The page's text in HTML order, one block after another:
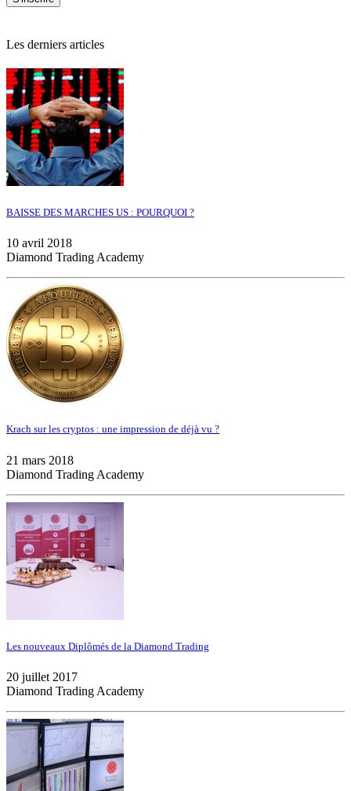
Les derniers articles
BAISSE DES MARCHES US : POURQUOI ?
10 avril 2018
Diamond Trading Academy
Krach sur les cryptos : une impression de déjà vu ?
21 mars 2018
Diamond Trading Academy
Les nouveaux Diplômés de la Diamond Trading
20 juillet 2017
Diamond Trading Academy